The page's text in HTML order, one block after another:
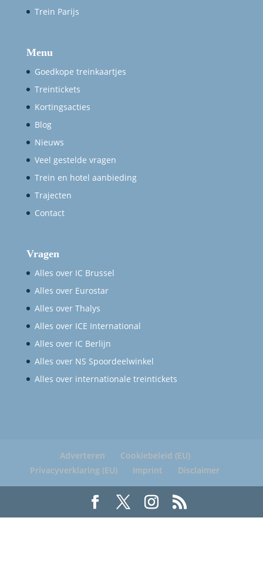
Trein Parijs
Menu
Goedkope treinkaartjes
Treintickets
Kortingsacties
Blog
Nieuws
Veel gestelde vragen
Trein en hotel aanbieding
Trajecten
Contact
Vragen
Alles over IC Brussel
Alles over Eurostar
Alles over Thalys
Alles over ICE International
Alles over IC Berlijn
Alles over NS Spoordeelwinkel
Alles over internationale treintickets
Adverteren
Cookiebeleid (EU)
Privacyverklaring (EU)
Imprint Disclaimer